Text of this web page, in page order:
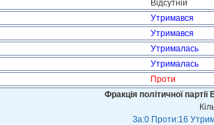
Відсутній
Утримався
Утримався
Утрималась
Утрималась
Проти
Фракція політичної
За:0 Проти:16